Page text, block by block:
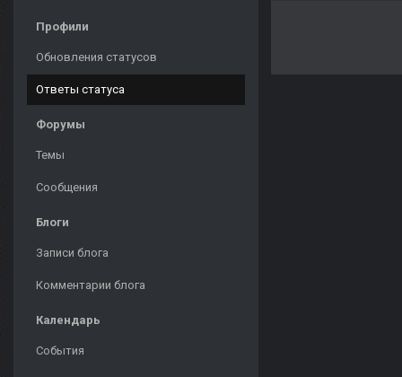
Профили
Обновления статусов
Ответы статуса
Форумы
Темы
Сообщения
Блоги
Записи блога
Комментарии блога
Календарь
События